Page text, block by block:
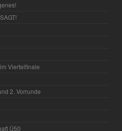
Viertelfinale
2. Vorrunde
Ü50